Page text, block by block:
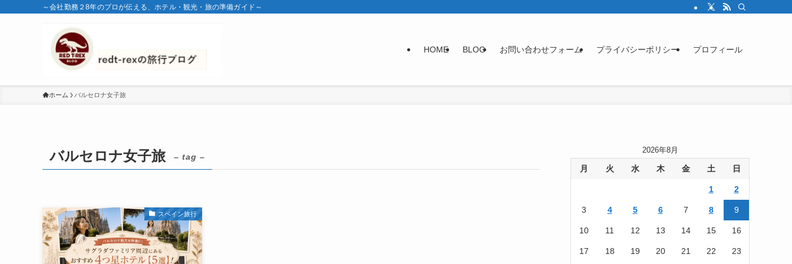
～会社勤務２8年のプロが伝える、ホテル・観光・旅の準備ガイド～
HOME BLOG お問い合わせフォーム プライバシーポリシー プロフィール
ホーム バルセロナ女子旅
バルセロナ女子旅 – tag –
スペイン旅行
2026年8月
月 火 水 木 金 土 日
1 2
3 4 5 6 7 8 9
10 11 12 13 14 15 16
17 18 19 20 21 22 23